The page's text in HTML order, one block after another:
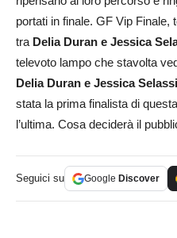
portati in finale. GF Vip Finale,
tra Delia Duran e Jessica
televoto lampo che stavolta
Delia Duran e Jessica
stata la prima finalista di
l’ultima. Cosa deciderà il
Seguici su Google Discover